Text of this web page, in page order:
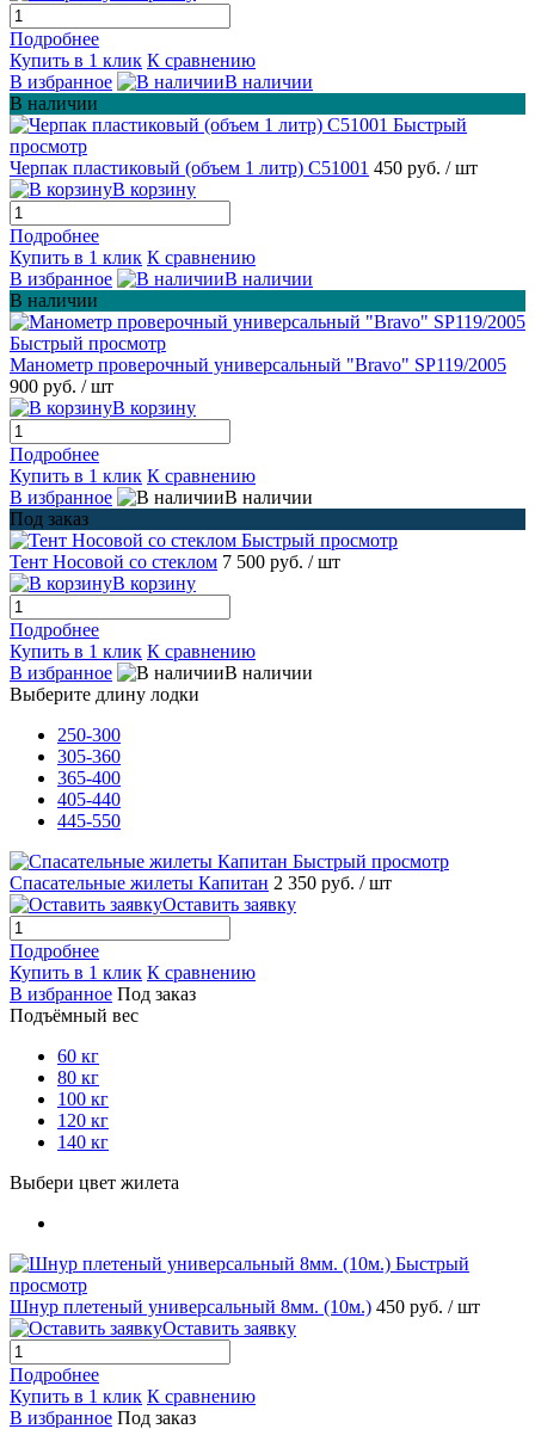
Подробнее
Купить в 1 клик К сравнению
В избранное
В наличии
В наличии
Быстрый
просмотр
Черпак пластиковый (объем 1 литр) С51001 450 руб. / шт
В корзину
Подробнее
Купить в 1 клик К сравнению
В избранное
В наличии
В наличии
Быстрый просмотр
Манометр проверочный универсальный "Bravo" SP119/2005
900 руб. / шт
В корзину
Подробнее
Купить в 1 клик К сравнению
В избранное
В наличии
Под заказ
Быстрый просмотр
Тент Носовой со стеклом 7 500 руб. / шт
В корзину
Подробнее
Купить в 1 клик К сравнению
В избранное
В наличии
Выберите длину лодки
250-300
305-360
365-400
405-440
445-550
Быстрый просмотр
Спасательные жилеты Капитан 2 350 руб. / шт
Оставить заявку
Подробнее
Купить в 1 клик К сравнению
В избранное Под заказ
Подъёмный вес
60 кг
80 кг
100 кг
120 кг
140 кг
Выбери цвет жилета
Быстрый
просмотр
Шнур плетеный универсальный 8мм. (10м.) 450 руб. / шт
Оставить заявку
Подробнее
Купить в 1 клик К сравнению
В избранное Под заказ